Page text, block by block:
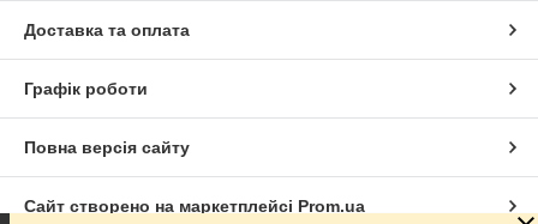
Доставка та оплата
Графік роботи
Повна версія сайту
Сайт створено на маркетплейсі Prom.ua